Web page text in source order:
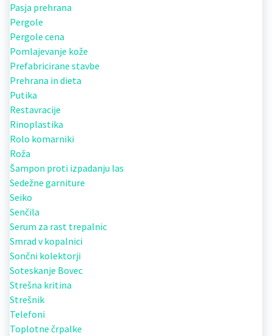
Pasja prehrana
Pergole
Pergole cena
Pomlajevanje kože
Prefabricirane stavbe
Prehrana in dieta
Putika
Restavracije
Rinoplastika
Rolo komarniki
Roža
Šampon proti izpadanju las
Sedežne garniture
Seiko
Senčila
Serum za rast trepalnic
Smrad v kopalnici
Sončni kolektorji
Soteskanje Bovec
Strešna kritina
Strešnik
Telefoni
Toplotne črpalke